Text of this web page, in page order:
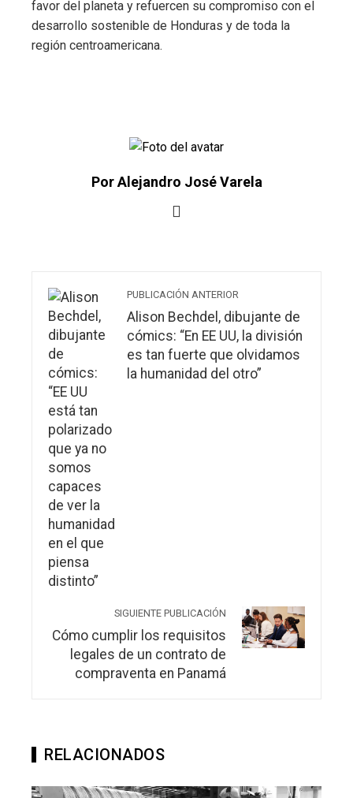
favor del planeta y refuercen su compromiso con el
desarrollo sostenible de Honduras y de toda la
región centroamericana.
Por Alejandro José Varela
PUBLICACIÓN ANTERIOR
Alison Bechdel, dibujante de
cómics: “En EE UU, la división
es tan fuerte que olvidamos
la humanidad del otro”
SIGUIENTE PUBLICACIÓN
Cómo cumplir los requisitos
legales de un contrato de
compraventa en Panamá
RELACIONADOS